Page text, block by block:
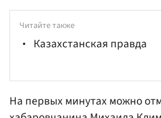
Читайте также
Казахстанская правда
На первых минутах можно